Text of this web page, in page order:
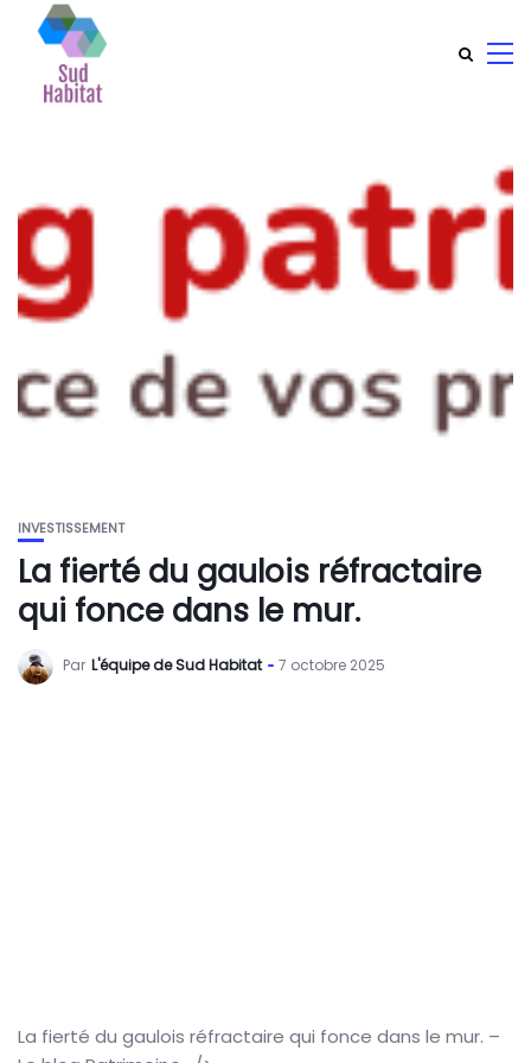
INVESTISSEMENT
La fierté du gaulois réfractaire
qui fonce dans le mur.
Par L'équipe de Sud Habitat 7 octobre 2025
La fierté du gaulois réfractaire qui fonce dans le mur. –